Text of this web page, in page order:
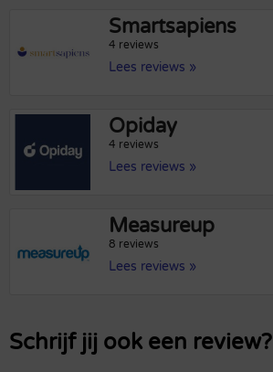
Smartsapiens
4 reviews
Lees reviews »
Opiday
4 reviews
Lees reviews »
Measureup
8 reviews
Lees reviews »
Schrijf jij ook een review?